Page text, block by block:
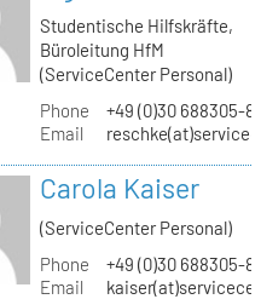
Studentische Hilfskräfte,
Büroleitung HfM
(ServiceCenter Personal)
Phone
+49 (0)30 688305-
Email
Carola Kaiser
(ServiceCenter Personal)
Phone
+49 (0)30 688305-
Email